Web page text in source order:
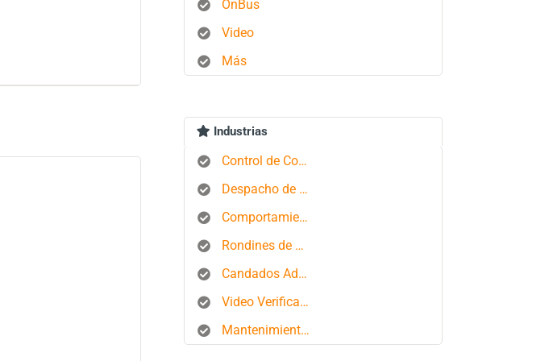
OnBus
Video
Más
Industrias
Control de Combustible
Despacho de Autobuses
Comportamiento del conductor
Rondines de Seguridad
Candados Aduaneros
Video Verificación
Mantenimiento de Flotas